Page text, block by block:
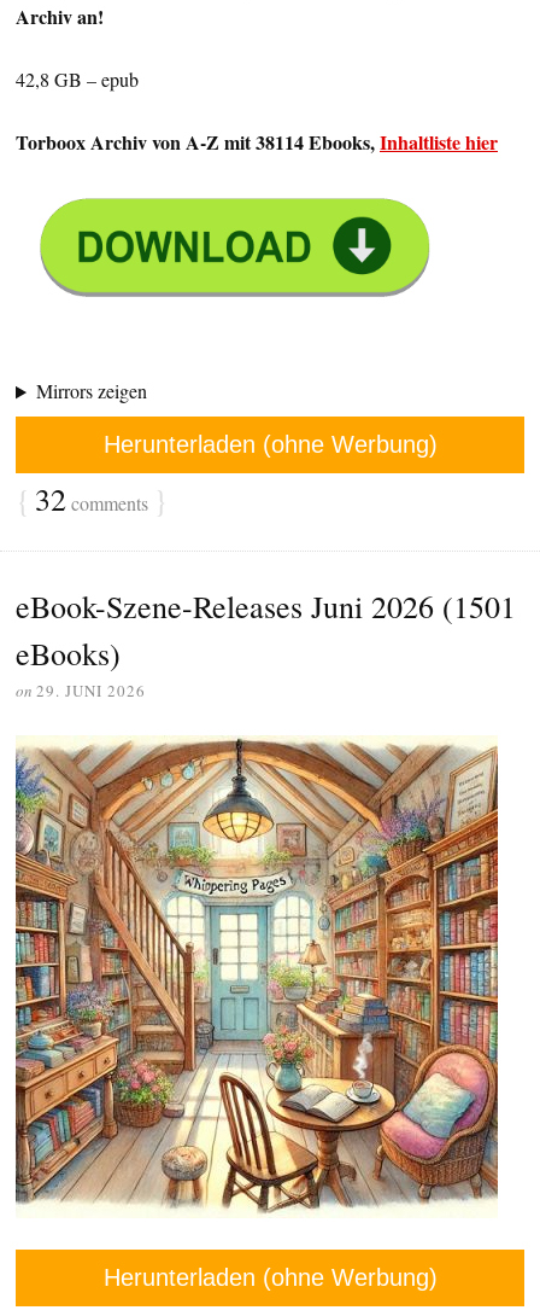
Archiv an!
42,8 GB – epub
Torboox Archiv von A-Z mit 38114 Ebooks,Inhaltliste hier
Mirrors zeigen
Herunterladen (ohne Werbung)
{ 32comments }
eBook-Szene-Releases Juni 2026 (1501
eBooks)
on 29. JUNI 2026
Herunterladen (ohne Werbung)